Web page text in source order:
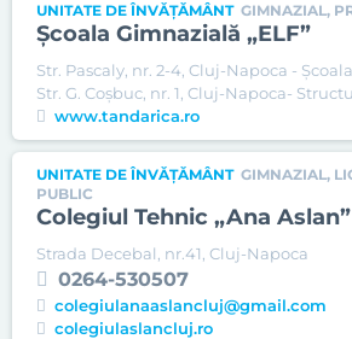
UNITATE DE ÎNVĂȚĂMÂNT GIMNAZIAL,
Şcoala Gimnazială „ELF”
Str. Pascaly, nr. 2-4, Cluj-Napoca -
Str. G. Coşbuc, nr. 1, Cluj-Napoca-
www.tandarica.ro
UNITATE DE ÎNVĂȚĂMÂNT GIMNAZIAL,
PUBLIC
Colegiul Tehnic „Ana Aslan”
Strada Decebal, nr.41, Cluj-Napoca
0264-530507
colegiulanaaslancluj@gmail.com
colegiulaslancluj.ro